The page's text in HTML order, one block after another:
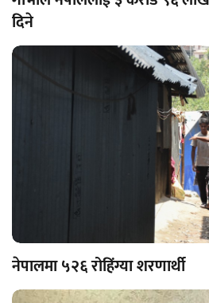
दिने
नेपालमा ५२६ रोहिंग्या शरणार्थी